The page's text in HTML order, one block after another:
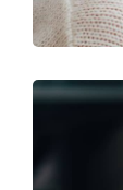
Кутия:
Други